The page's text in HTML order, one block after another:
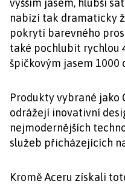
vyšším jasem, hlubší
nabízí tak dramaticky
pokrytí barevného
také pochlubit rychlou
špičkovým jasem 1000
Produkty vybrané jako
odrážejí inovativní
nejmodernějších
služeb přicházejících
Kromě Aceru získali